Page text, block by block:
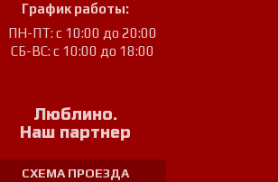
График работы:
ПН-ПТ: с 10:00 до 20:00
СБ-ВС: с 10:00 до 18:00
Люблино.
Наш партнер
СХЕМА ПРОЕЗДА